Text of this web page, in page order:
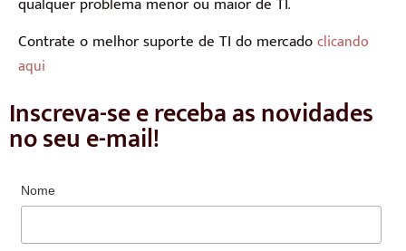
Contrate o melhor suporte de TI do mercadoclicando
aqui
Inscreva-se e receba as novidades
no seu e-mail!
Nome